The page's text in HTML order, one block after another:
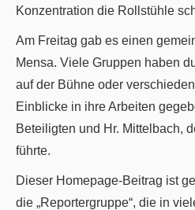
Konzentration die Rollstühle
Am Freitag gab es einen
Mensa. Viele Gruppen haben
auf der Bühne oder
Einblicke in ihre Arbeiten
Beteiligten und Hr. Mittelbach,
führte.
Dieser Homepage-Beitrag ist
die „Reportergruppe“, die in